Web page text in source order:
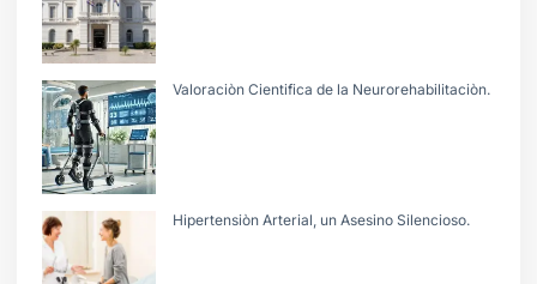
Valoraciòn Cientifica de la Neurorehabilitaciòn.
Hipertensiòn Arterial, un Asesino Silencioso.